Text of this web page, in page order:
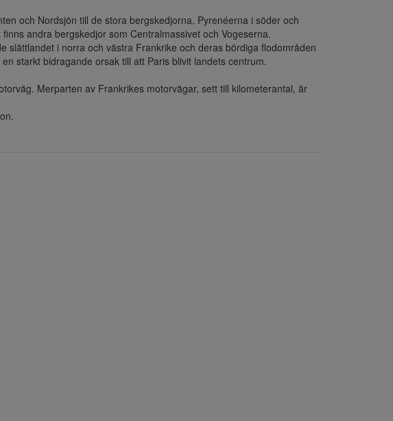
och Nordsjön till de stora bergskedjorna, Pyrenéerna i söder och
andra bergskedjor som Centralmassivet och Vogeserna.
slättlandet i norra och västra Frankrike och deras bördiga flodområden
starkt bidragande orsak till att Paris blivit landets centrum.
Merparten av Frankrikes motorvägar, sett till kilometerantal, är